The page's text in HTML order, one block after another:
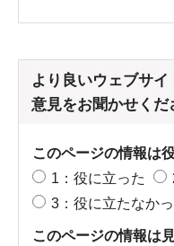
より良いウェブサ
意見をお聞かせくだ
このページの情報は
1：役に立った
3：役に立たなか
このページの情報は